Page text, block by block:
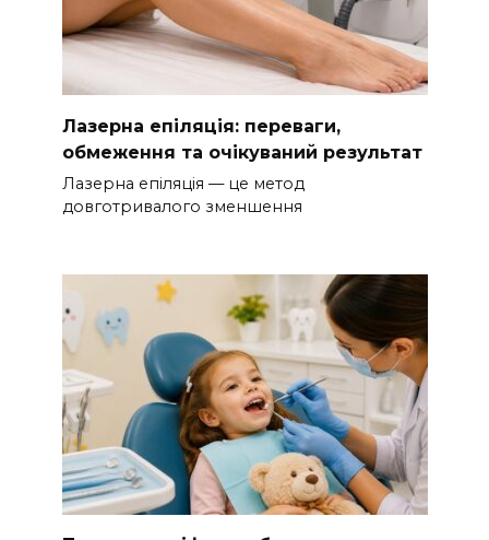
Лазерна епіляція: переваги,
обмеження та очікуваний результат
Лазерна епіляція — це метод
довготривалого зменшення